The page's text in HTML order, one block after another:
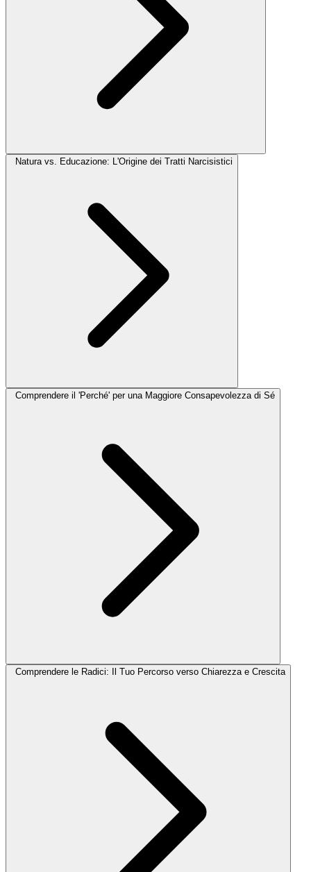
Natura vs. Educazione: L'Origine dei Tratti Narcisistici
Comprendere il 'Perché' per una Maggiore Consapevolezza di Sé
Comprendere le Radici: Il Tuo Percorso verso Chiarezza e Crescita